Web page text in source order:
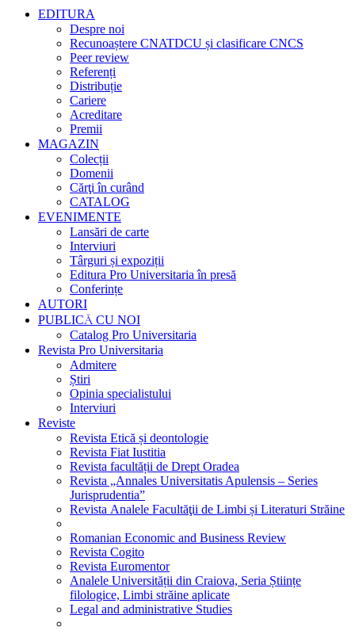
EDITURA
Despre noi
Recunoaștere CNATDCU și clasificare CNCS
Peer review
Referenți
Distribuție
Cariere
Acreditare
Premii
MAGAZIN
Colecții
Domenii
Cărţi în curând
CATALOG
EVENIMENTE
Lansări de carte
Interviuri
Târguri și expoziții
Editura Pro Universitaria în presă
Conferințe
AUTORI
PUBLICĂ CU NOI
Catalog Pro Universitaria
Revista Pro Universitaria
Admitere
Știri
Opinia specialistului
Interviuri
Reviste
Revista Etică și deontologie
Revista Fiat Iustitia
Revista facultății de Drept Oradea
Revista „Annales Universitatis Apulensis – Series
Jurisprudentia”
Revista Analele Facultăţii de Limbi și Literaturi Străine
Romanian Economic and Business Review
Revista Cogito
Revista Euromentor
Analele Universității din Craiova, Seria Științe
filologice, Limbi străine aplicate
Legal and administrative Studies